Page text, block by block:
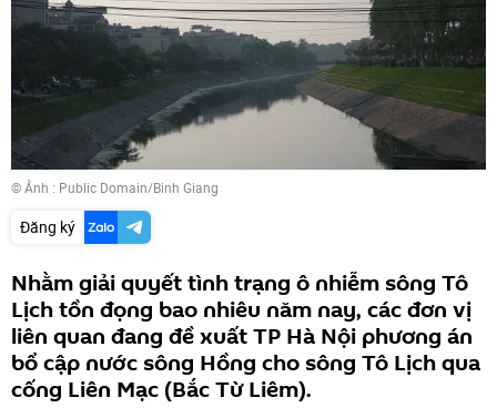
© Ảnh : Public Domain/Binh Giang
Đăng ký
Nhằm giải quyết tình trạng ô nhiễm sông Tô
Lịch tồn đọng bao nhiêu năm nay, các đơn vị
liên quan đang đề xuất TP Hà Nội phương án
bổ cập nước sông Hồng cho sông Tô Lịch qua
cống Liên Mạc (Bắc Từ Liêm).